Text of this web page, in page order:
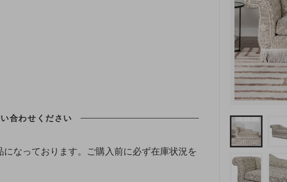
合わせください
なっております。ご購入前に必ず在庫状況を